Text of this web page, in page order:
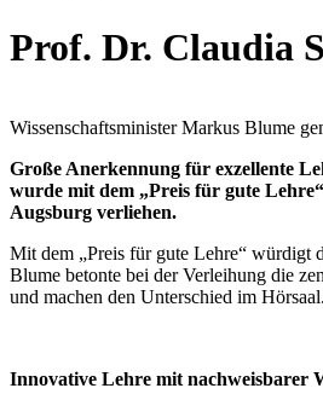
Prof. Dr. Claudia
Wissenschaftsminister Markus Blume
Große Anerkennung für exzellente
wurde mit dem „Preis für gute
Augsburg verliehen.
Mit dem „Preis für gute Lehre“ würdigt
Blume betonte bei der Verleihung die
und machen den Unterschied im
Innovative Lehre mit nachweisbarer